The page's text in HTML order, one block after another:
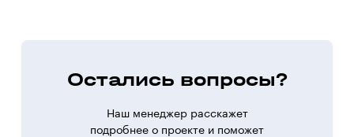
Остались вопросы?
Наш менеджер расскажет
подробнее о проекте и поможет